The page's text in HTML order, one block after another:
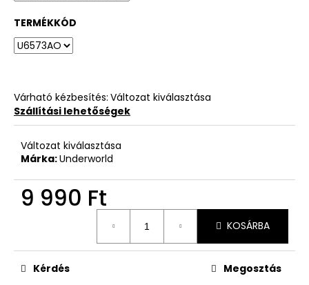
TERMÉKKÓD
Várható kézbesítés: Változat kiválasztása
Szállítási lehetőségek
Változat kiválasztása
Márka:Underworld
9 990 Ft
KOSÁRBA
Kérdés Megosztás